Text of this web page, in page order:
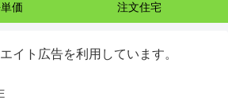
価 注文住宅
イト広告を利用しています。